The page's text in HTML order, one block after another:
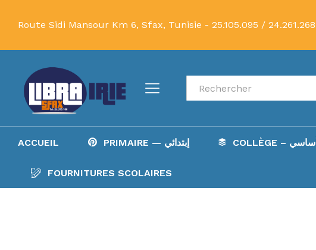
Route Sidi Mansour Km 6, Sfax, Tunisie - 25.105.095 / 24.261.268
Recherche
ACCUEIL PRIMAIRE — إبتدائي COLLÈGE – أساسي
FOURNITURES SCOLAIRES